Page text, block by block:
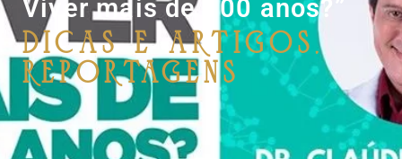
Viver mais de 100 anos?”
Dicas e Artigos,
Reportagens